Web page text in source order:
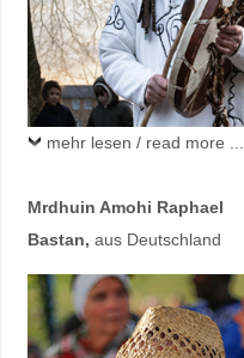
mehr lesen / read more ...
Mrdhuin Amohi Raphael
Bastan, aus Deutschland